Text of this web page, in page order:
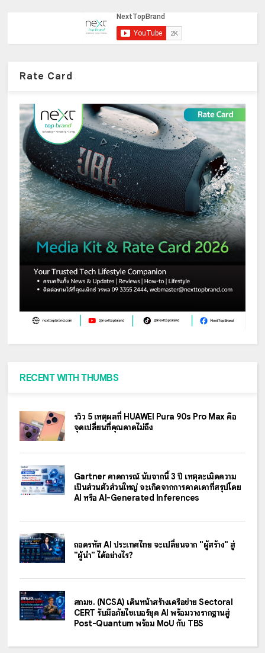
Rate Card
RECENT WITH THUMBS
รีวิว 5 เหตุผลที่ HUAWEI Pura 90s Pro Max คือ
จุดเปลี่ยนที่คุณคาดไม่ถึง
Gartner คาดการณ์ นับจากนี้ 3 ปี เหตุละเมิดความ
เป็นส่วนตัวส่วนใหญ่ จะเกิดจากการคาดเดาที่สรุปโดย
AI หรือ AI-Generated Inferences
ถอดรหัส AI ประเทศไทย จะเปลี่ยนจาก "ผู้สร้าง" สู่
"ผู้นำ" ได้อย่างไร?
สกมช. (NCSA) เดินหน้าสร้างเครือข่าย Sectoral
CERT รับมือภัยไซเบอร์ยุค AI พร้อมวางรากฐานสู่
Post-Quantum พร้อม MoU กับ TBS